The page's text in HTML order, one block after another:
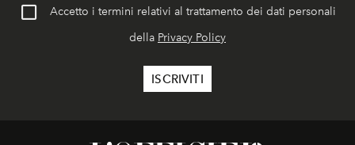
Accetto i termini relativi al trattamento dei dati personali
della Privacy Policy